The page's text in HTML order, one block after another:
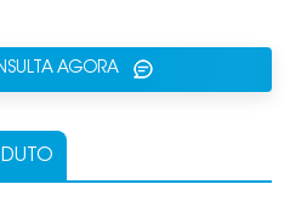
AGORA